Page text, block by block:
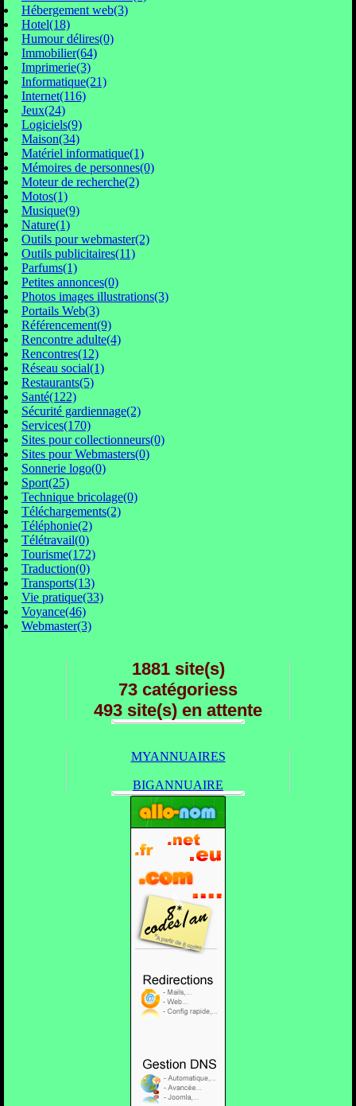
Hébergement web(3)
Hotel(18)
Humour délires(0)
Immobilier(64)
Imprimerie(3)
Informatique(21)
Internet(116)
Jeux(24)
Logiciels(9)
Maison(34)
Matériel informatique(1)
Mémoires de personnes(0)
Moteur de recherche(2)
Motos(1)
Musique(9)
Nature(1)
Outils pour webmaster(2)
Outils publicitaires(11)
Parfums(1)
Petites annonces(0)
Photos images illustrations(3)
Portails Web(3)
Référencement(9)
Rencontre adulte(4)
Rencontres(12)
Réseau social(1)
Restaurants(5)
Santé(122)
Sécurité gardiennage(2)
Services(170)
Sites pour collectionneurs(0)
Sites pour Webmasters(0)
Sonnerie logo(0)
Sport(25)
Technique bricolage(0)
Téléchargements(2)
Téléphonie(2)
Télétravail(0)
Tourisme(172)
Traduction(0)
Transports(13)
Vie pratique(33)
Voyance(46)
Webmaster(3)
1881 site(s)
73 catégoriess
493 site(s) en attente
MYANNUAIRES
BIGANNUAIRE